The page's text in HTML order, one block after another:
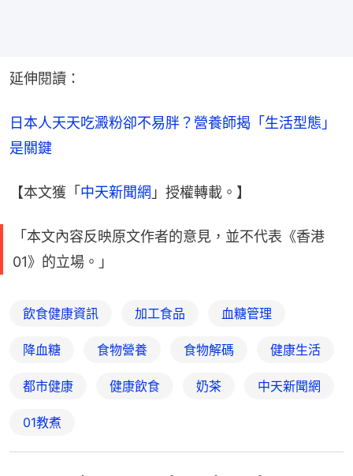
延伸閱讀：
日本人天天吃澱粉卻不易胖？營養師揭「生活型態」
是關鍵
【本文獲「 中天新聞網 」授權轉載。】
「本文內容反映原文作者的意見，並不代表《香港
01》的立場。」
飲食健康資訊 加工食品 血糖管理
降血糖 食物營養 食物解碼 健康生活
都市健康 健康飲食 奶茶 中天新聞網
01教煮